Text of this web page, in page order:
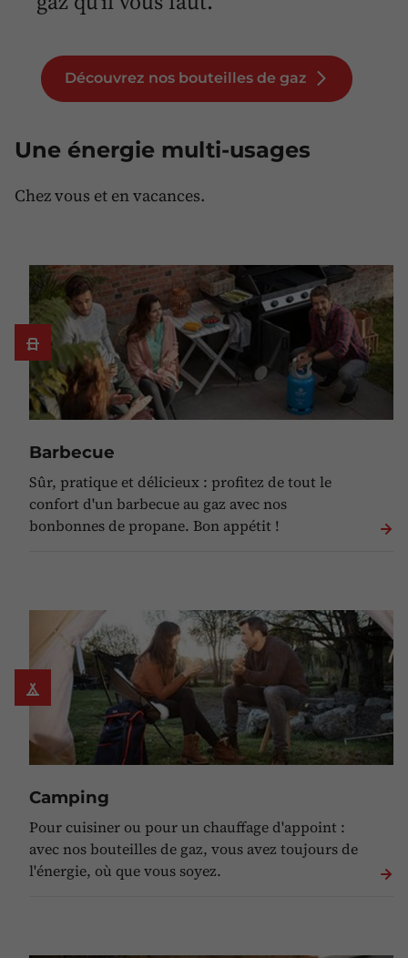
Découvrez nos bouteilles de gaz
Une énergie multi-usages
Chez vous et en vacances.
Barbecue
Sûr, pratique et délicieux : profitez de tout le
confort d'un barbecue au gaz avec nos
bonbonnes de propane. Bon appétit !
Camping
Pour cuisiner ou pour un chauffage d'appoint :
avec nos bouteilles de gaz, vous avez toujours de
l'énergie, où que vous soyez.